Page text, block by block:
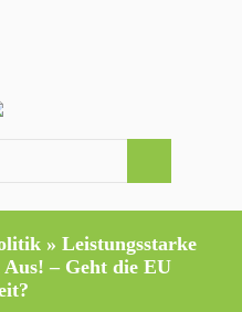
» Leistungsstarke
– Geht die EU